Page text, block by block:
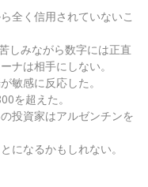
全く信用されていないこ
しみながら数字には正直
ナは相手にしない。
敏感に反応した。
を超えた。
投資家はアルゼンチンを
になるかもしれない。